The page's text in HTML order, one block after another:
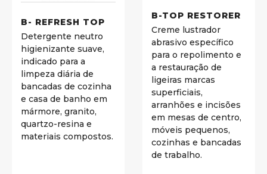
B- REFRESH TOP
Detergente neutro
higienizante suave,
indicado para a
limpeza diária de
bancadas de cozinha
e casa de banho em
mármore, granito,
quartzo-resina e
materiais compostos.
B-TOP RESTORER
Creme lustrador
abrasivo específico
para o repolimento e
a restauração de
ligeiras marcas
superficiais,
arranhões e incisões
em mesas de centro,
móveis pequenos,
cozinhas e bancadas
de trabalho.